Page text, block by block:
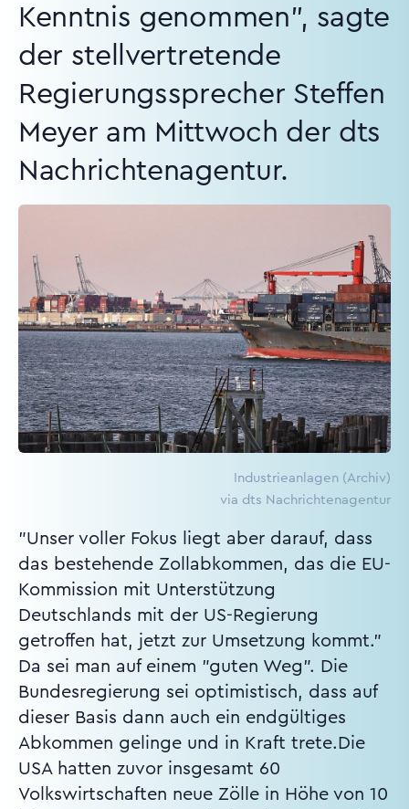
Kenntnis genommen", sagte
der stellvertretende
Regierungssprecher Steffen
Meyer am Mittwoch der dts
Nachrichtenagentur.
Industrieanlagen (Archiv)
via dts Nachrichtenagentur
"Unser voller Fokus liegt aber darauf, dass
das bestehende Zollabkommen, das die EU-
Kommission mit Unterstützung
Deutschlands mit der US-Regierung
getroffen hat, jetzt zur Umsetzung kommt."
Da sei man auf einem "guten Weg". Die
Bundesregierung sei optimistisch, dass auf
dieser Basis dann auch ein endgültiges
Abkommen gelinge und in Kraft trete.Die
USA hatten zuvor insgesamt 60
Volkswirtschaften neue Zölle in Höhe von 10